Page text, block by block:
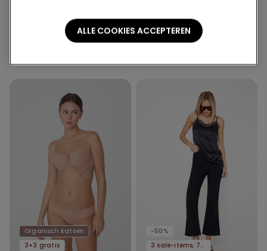
Badpak Met Ruches En
Microvezels, Gemaakt Van
Korte Pyjama Basic Piping
van Katoen met Zakje
Organisch katoen
3+3 gratis
-50%
3 sale-items, 70% korting
ALLE COOKIES ACCEPTEREN